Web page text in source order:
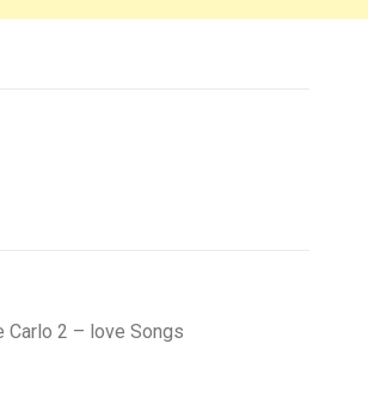
Carlo 2 – love Songs